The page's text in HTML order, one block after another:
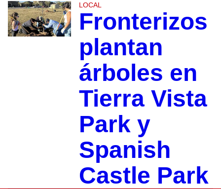
LOCAL
Fronterizos
plantan
árboles en
Tierra Vista
Park y
Spanish
Castle Park